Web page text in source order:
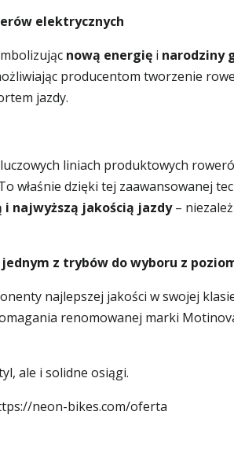
elektrycznych
nową energię i narodziny
producentom tworzenie
jazdy.
liniach produktowych
właśnie dzięki tej zaawansowanej
najwyższą jakością jazdy–
z trybów do wyboru z
najlepszej jakości w swojej
renomowanej marki
ale i solidne osiągi.
neon-bikes.com/oferta